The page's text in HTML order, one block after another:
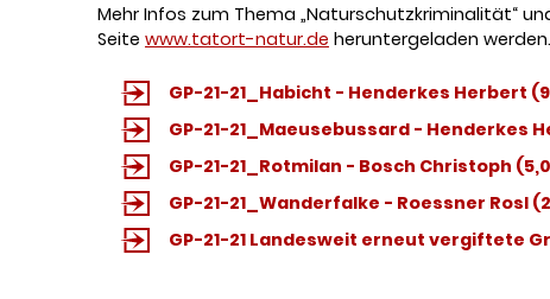
Mehr Infos zum Thema „Naturschutzkriminalität“
Seite www.tatort-natur.de heruntergeladen
GP-21-21_Habicht - Henderkes Herbert
GP-21-21_Maeusebussard - Henderkes
GP-21-21_Rotmilan - Bosch Christoph
GP-21-21_Wanderfalke - Roessner Rosl
GP-21-21 Landesweit erneut vergiftete